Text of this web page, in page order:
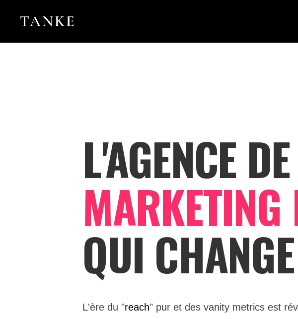
L'AGENCE DE
MARKETING
QUI
L'ère du "reach" pur et des vanity metrics est